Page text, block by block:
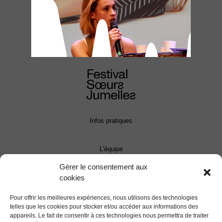
Gérer le consentement aux
cookies
Pour offrir les meilleures expériences, nous utilisons des technologies
telles que les cookies pour stocker et/ou accéder aux informations des
appareils. Le fait de consentir à ces technologies nous permettra de traiter
Infos pratiques
L'équipe
Presse